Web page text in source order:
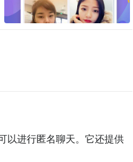
以进行匿名聊天。它还提供